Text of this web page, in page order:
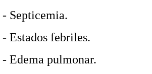
- Septicemia.
- Estados febriles.
- Edema pulmonar.